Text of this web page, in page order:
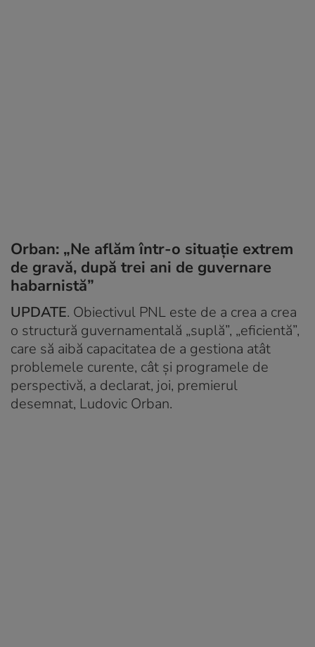
Orban: „Ne aflăm într-o situaţie extrem
de gravă, după trei ani de guvernare
habarnistă”
UPDATE. Obiectivul PNL este de a crea a crea
o structură guvernamentală „suplă”, „eficientă”,
care să aibă capacitatea de a gestiona atât
problemele curente, cât şi programele de
perspectivă, a declarat, joi, premierul
desemnat, Ludovic Orban.